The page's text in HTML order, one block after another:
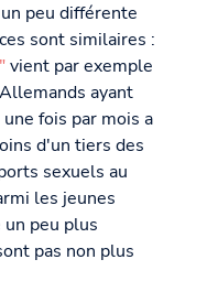
peu différente
sont similaires :
vient par exemple
ayant
fois par mois a
d'un tiers des
sexuels au
les jeunes
peu plus
pas non plus